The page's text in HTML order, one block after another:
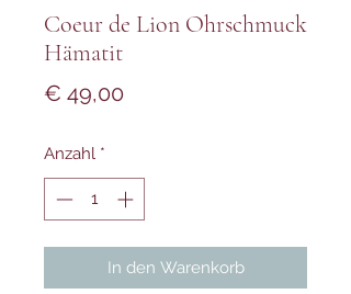
Coeur de Lion Ohrschmuck
Hämatit
€ 49,00Preis
Anzahl *
In den Warenkorb